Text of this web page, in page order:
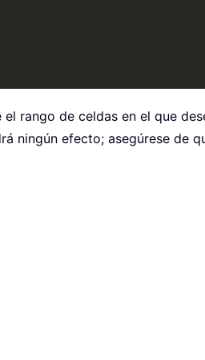
rango de celdas en el que
ningún efecto; asegúrese de